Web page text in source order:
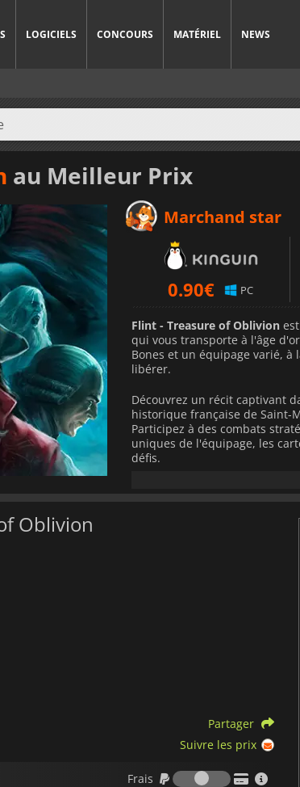
LOGICIELS CONCOURS MATÉRIEL NEWS
au Meilleur Prix
Marchand star
0.90€ PC
Flint - Treasure of Oblivion
qui vous transporte à l'âge
Bones et un équipage varié,
libérer.
Découvrez un récit captivant
historique française de Saint-
Participez à des combats
uniques de l'équipage, les
défis.
Avec sa narration dynamique
immersive enrichie de détails
Préparez-vous à voyager à
Oblivion
Partager
Suivre les prix
Frais
Frais